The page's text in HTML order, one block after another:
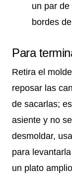
un par
bordes
Para
Retira el
reposar las
de sacarlas;
asiente y no
desmoldar,
para
un plato